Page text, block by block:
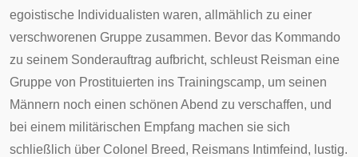
egoistische Individualisten waren, allmählich zu einer
verschworenen Gruppe zusammen. Bevor das Kommando
zu seinem Sonderauftrag aufbricht, schleust Reisman eine
Gruppe von Prostituierten ins Trainingscamp, um seinen
Männern noch einen schönen Abend zu verschaffen, und
bei einem militärischen Empfang machen sie sich
schließlich über Colonel Breed, Reismans Intimfeind, lustig.